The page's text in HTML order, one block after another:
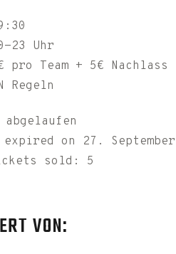
23 Uhr
pro Team + 5€
Regeln
on 27.
sold: 5
VON: